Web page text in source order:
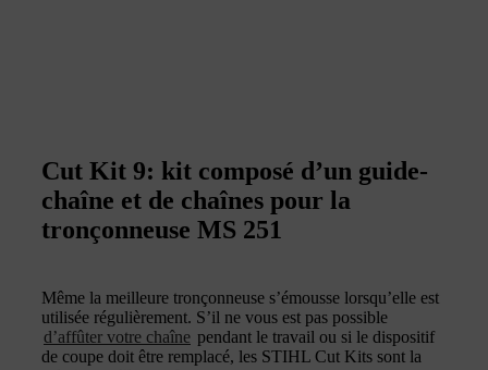
Cut Kit 9: kit composé d’un guide-
chaîne et de chaînes pour la
tronçonneuse MS 251
Même la meilleure tronçonneuse s’émousse lorsqu’elle est
utilisée régulièrement. S’il ne vous est pas possible
d’affûter votre chaîne pendant le travail ou si le dispositif
de coupe doit être remplacé, les STIHL Cut Kits sont la